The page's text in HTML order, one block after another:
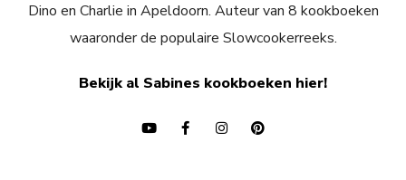
Dino en Charlie in Apeldoorn. Auteur van 8 kookboeken
waaronder de populaire Slowcookerreeks.
Bekijk al Sabines kookboeken hier!